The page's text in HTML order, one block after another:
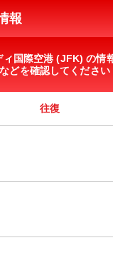
報
ィ国際空港 (JFK) の情
どを確認してください
往復